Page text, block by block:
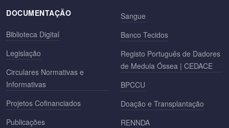
DOCUMENTAÇÃO
Biblioteca Digital
Legislação
Circulares Normativas e
Informativas
Projetos Cofinanciados
Publicações
Sangue
Banco Tecidos
Registo Português de Dadores
de Medula Óssea | CEDACE
BPCCU
Doação e Transplantação
RENNDA